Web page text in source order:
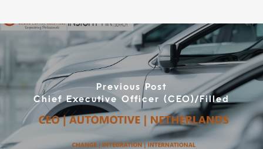
Previous Post
Chief Executive Officer (CEO)/Filled